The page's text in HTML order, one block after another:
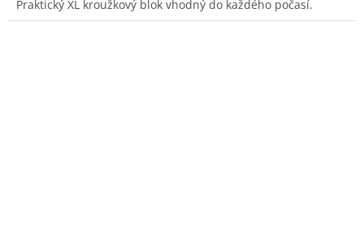
Praktický XL kroužkový blok vhodný do každého počasí.